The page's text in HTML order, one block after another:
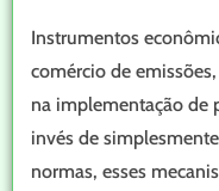
Instrumentos
comércio de
na implementação de
invés de
normas, esses